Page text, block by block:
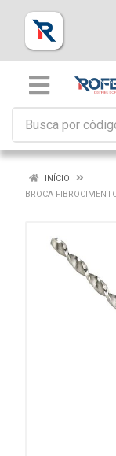
INÍCIO
BROCA